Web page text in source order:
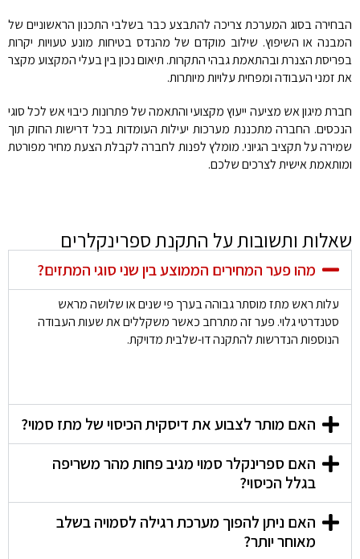
הבחירה בסוג המערכת צריכה להתבצע כבר בשלבי התכנון הראשוניים של
המבנה או השיפוץ. שילוב מוקדם של מהנדס בטיחות מונע טעויות יקרות
בפריסת הצנרת ובהתאמת גבהי התקרות. תיאום נכון בין בעלי המקצוע מקצר
את זמני העבודה ומפחית עלויות מיותרות.
חברת מיגון אש מציעה ייעוץ מקצועי והתאמה של פתרונות כיבוי אש לכל סוגי
הנכסים. החברה מתכננת מערכות יעילות העומדות בכל דרישות החוק תוך
שמירה על תקציב הגיוני. מומלץ לפנות לחברה לקבלת הצעת מחיר מפורטת
ומותאמת אישית לצרכים שלכם.
שאלות ותשובות על התקנת ספרינקלרים
מהו פער המחירים הממוצע בין שני סוגי המתזים?
עלות ראש מתז מוסתר גבוהה בערך פי שנים או שלושה מראש
סטנדרטי גלוי. פער זה מתרחב כאשר משקללים את שעות העבודה
הנוספות הנדרשות להתקנה דו-שלבית מדויקת.
האם מותר לצבוע את דיסקית הכיסוי של מתז סמוי?
האם ספרינקלר סמוי מגיב פחות מהר משריפה
בגלל הכיסוי?
האם ניתן להפוך מערכת רגילה לסמויה בשלב
מאוחר יותר?